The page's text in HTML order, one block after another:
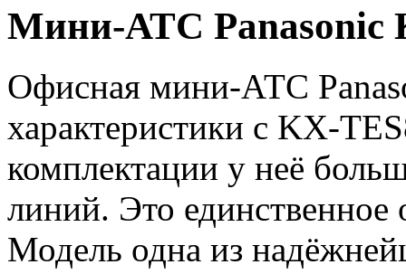
Мини-АТС Panasonic
Офисная мини-АТС
характеристики с KX-
комплектации у неё
линий. Это
Модель одна из